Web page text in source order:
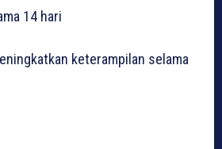
14 hari
keterampilan selama